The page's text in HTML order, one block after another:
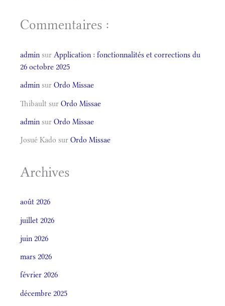
Commentaires :
admin sur Application : fonctionnalités et corrections du
26 octobre 2025
admin sur Ordo Missae
Thibault sur Ordo Missae
admin sur Ordo Missae
Josué Kado sur Ordo Missae
Archives
août 2026
juillet 2026
juin 2026
mars 2026
février 2026
décembre 2025